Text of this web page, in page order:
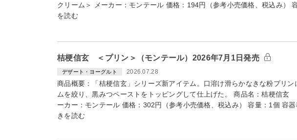
クリーム＞ メーカー：モンテール 価格：194円（参考小売価格、税込み）
を読む
桔梗信玄 ＜プリン＞（モンテール）2026年7月1日発売
デザート・ヨーグルト 2026.07.28
商品概要：「桔梗信玄」シリーズ新アイテム。口溶け滑らかなきな粉プリン
ムを絞り、黒みつペーストをトッピングして仕上げた。 商品名：桔梗信玄
ーカー：モンテール 価格：302円（参考小売価格、税込み） 容量：1個 容
きを読む